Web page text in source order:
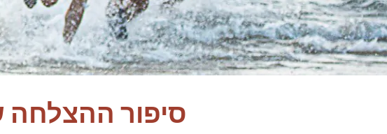
סיפור ההצלחה